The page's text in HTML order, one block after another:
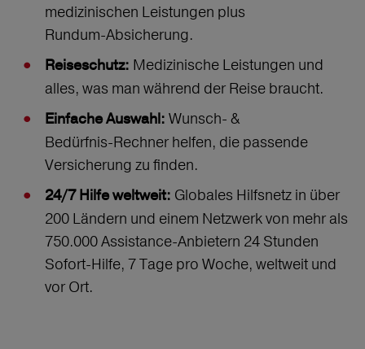
medizinischen Leistungen plus
Rundum‑Absicherung.
Reiseschutz: Medizinische Leistungen und
alles, was man während der Reise braucht.
Einfache Auswahl: Wunsch‑ &
Bedürfnis‑Rechner helfen, die passende
Versicherung zu finden.
24/7 Hilfe weltweit: Globales Hilfsnetz in über
200 Ländern und einem Netzwerk von mehr als
750.000 Assistance-Anbietern 24 Stunden
Sofort-Hilfe, 7 Tage pro Woche, weltweit und
vor Ort.